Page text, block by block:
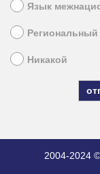
Язык
Региональный
Никакой
2004-2024